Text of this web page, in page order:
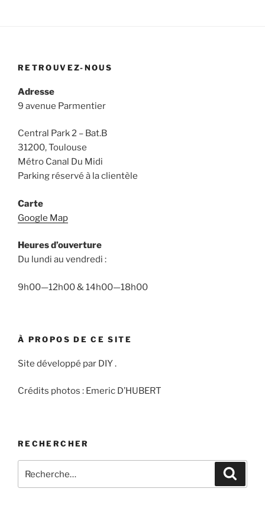
RETROUVEZ-NOUS
Adresse
9 avenue Parmentier
Central Park 2 – Bat.B
31200, Toulouse
Métro Canal Du Midi
Parking réservé à la clientèle
Carte
Google Map
Heures d’ouverture
Du lundi au vendredi :
9h00—12h00 & 14h00—18h00
À PROPOS DE CE SITE
Site développé par DIY .
Crédits photos : Emeric D’HUBERT
RECHERCHER
pour